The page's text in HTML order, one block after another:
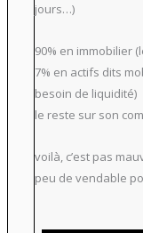
jours…)
90% en immobilier
7% en actifs dits
besoin de liquidité)
le reste sur son
voilà, c’est pas
peu de vendable